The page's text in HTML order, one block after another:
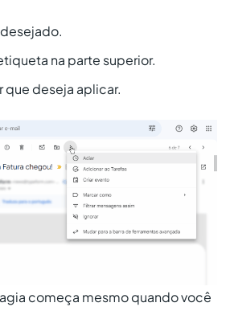
na parte superior.
que deseja aplicar.
começa mesmo quando você